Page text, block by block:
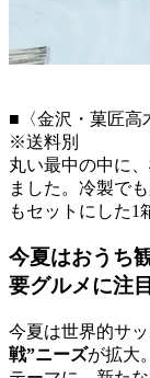
■〈金沢・菓匠
※送料別
丸い最中の中に
ました。冷製で
もセットにした1
今夏はおうち
要グルメに注
今夏は世界的サ
戦”ニーズが拡大